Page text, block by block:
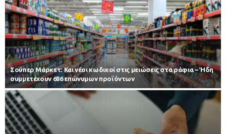
Σούπερ Μάρκετ: Και νέοι κωδικοί στις μειώσεις στα ράφια – Ήδη
συμμετέχουν 686 επώνυμων προϊόντων